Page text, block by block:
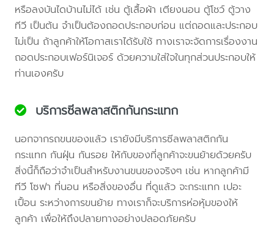
หรือลงบันไดบ้านไม่ได้ เช่น ตู้เสื้อผ้า เตียงนอน ตู้โชว์ ตู้วาง
ทีวี เป็นต้น จำเป็นต้องถอดประกอบก่อน แต่ถอดและประกอบ
ไม่เป็น ถ้าลูกค้าให้โอกาสเราได้รับใช้ ทางเราจะจัดการเรื่องงาน
ถอดประกอบเฟอร์นิเจอร์ ด้วยความใส่ใจในทุกส่วนประกอบให้
ท่านเองครับ
บริการซีลพลาสติกกันกระแทก
นอกจากรถขนของแล้ว เรายังมีบริการซีลพลาสติกกัน
กระแทก กันฝุ่น กันรอย ให้กับของที่ลูกค้าจะขนย้ายด้วยครับ
สิ่งนี้ก็ถือว่าจำเป็นสำหรับงานขนของจริงๆ เช่น หากลูกค้ามี
ทีวี โซฟา ที่นอน หรือสิ่งของอื่น ที่ดูแล้ว จะกระแทก เปอะ
เปื้อน ระหว่างการขนย้าย ทางเราก็จะบริการห่อหุ้มของให้
ลูกค้า เพื่อให้ถึงปลายทางอย่างปลอดภัยครับ